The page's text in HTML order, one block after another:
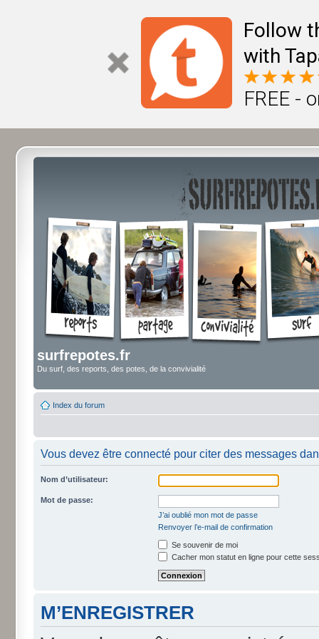
Follow
with
FREE -
surfrepotes.fr
Du surf, des reports, des potes, de la convivialité
Index du forum
Vous devez être connecté pour citer des messages
Nom d’utilisateur:
Mot de passe:
J’ai oublié mon mot de passe
Renvoyer l’e-mail de confirmation
Se souvenir de moi
Cacher mon statut en ligne pour cette
M’ENREGISTRER